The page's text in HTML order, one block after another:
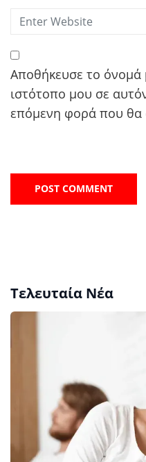
Αποθήκευσε το όνομά
ιστότοπο μου σε
επόμενη φορά που θα
Τελευταία Νέα